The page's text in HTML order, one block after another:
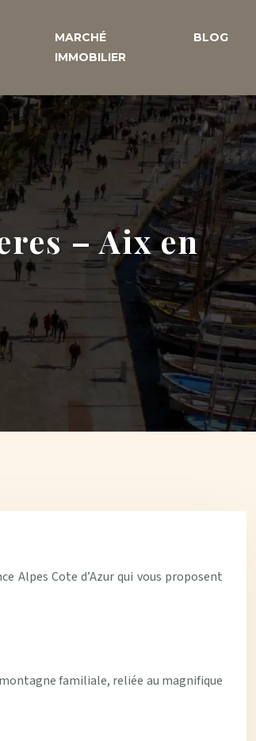
MARCHÉ
IMMOBILIER
BLOG
– Aix en
Alpes Cote d’Azur qui vous proposent
familiale, reliée au magnifique